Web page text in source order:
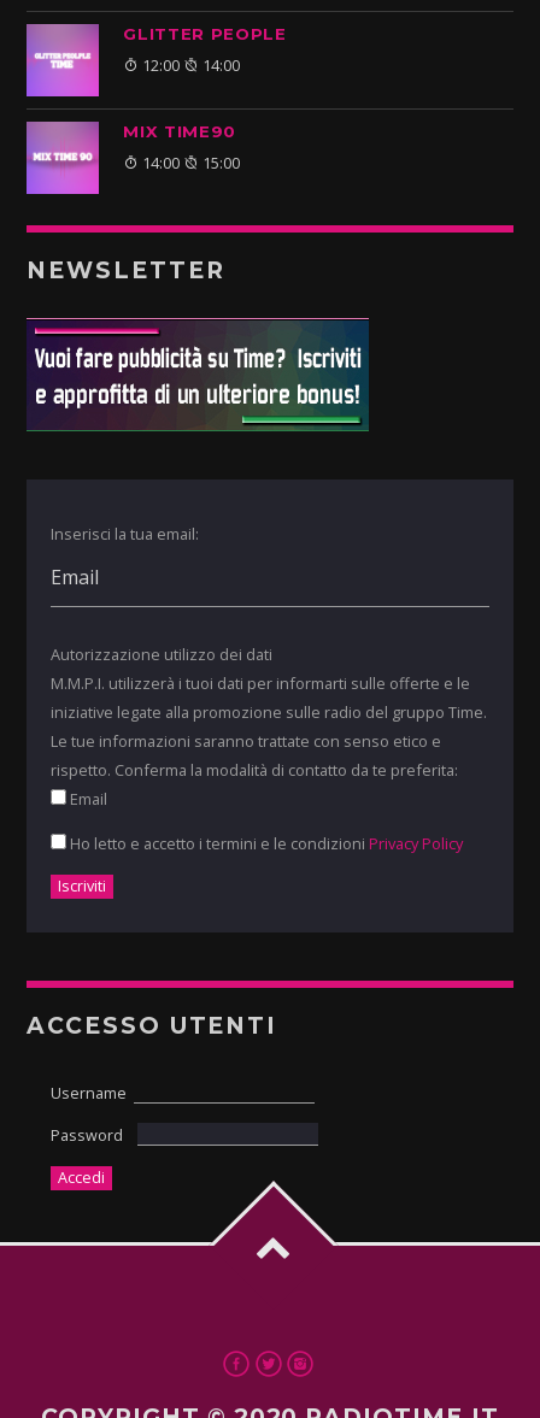
GLITTER PEOPLE
12:00 14:00
MIX TIME90
14:00 15:00
NEWSLETTER
Inserisci la tua email:
Autorizzazione utilizzo dei dati
M.M.P.I. utilizzerà i tuoi dati per informarti sulle offerte e le
iniziative legate alla promozione sulle radio del gruppo Time.
Le tue informazioni saranno trattate con senso etico e
rispetto. Conferma la modalità di contatto da te preferita:
Email
Ho letto e accetto i termini e le condizioni Privacy Policy
ACCESSO UTENTI
Username
Password